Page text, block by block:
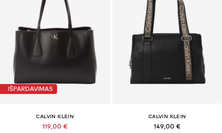
IŠPARDAVIMAS
CALVIN KLEIN
119,00 €
CALVIN KLEIN
149,00 €